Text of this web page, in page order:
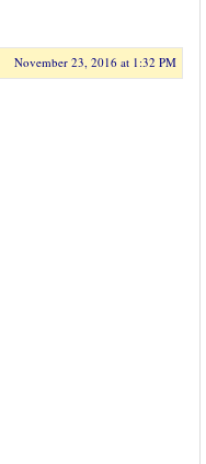
November 23, 2016 at 1:32 PM